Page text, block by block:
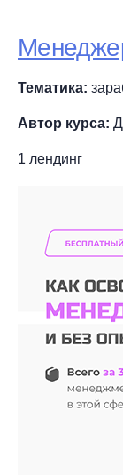
Тематика:
Автор курса:
1 лендинг